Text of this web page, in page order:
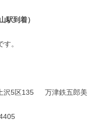
駅到着）
。
沢5区135 万津鉄五郎美